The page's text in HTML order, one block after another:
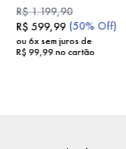
R$1.199,90
R$ 599,99 (50% Off)
ou 6x sem juros de
R$ 99,99no cartão